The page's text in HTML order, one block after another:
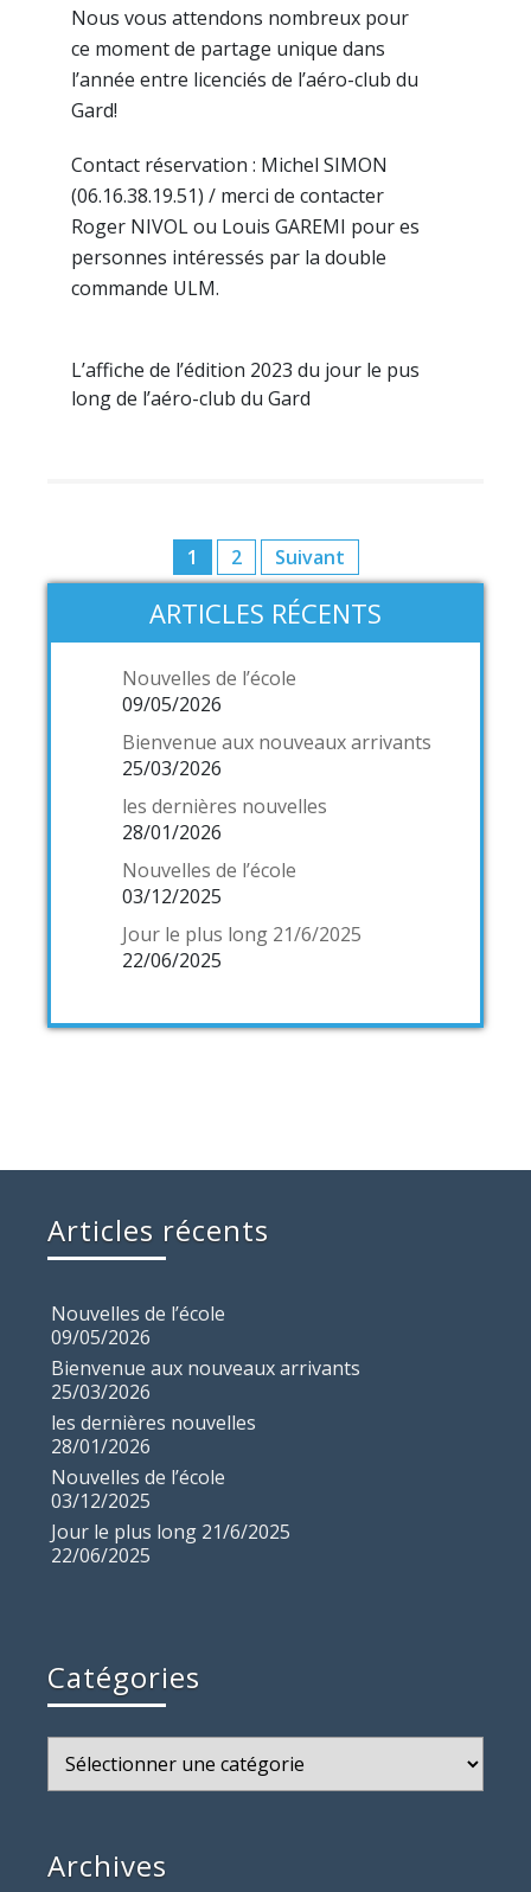
Nous vous attendons nombreux pour
ce moment de partage unique dans
l’année entre licenciés de l’aéro-club du
Gard!
Contact réservation : Michel SIMON
(06.16.38.19.51) / merci de contacter
Roger NIVOL ou Louis GAREMI pour es
personnes intéressés par la double
commande ULM.
L’affiche de l’édition 2023 du jour le pus
long de l’aéro-club du Gard
Pagination
publications
1 2 Suivant
ARTICLES RÉCENTS
Nouvelles de l’école
09/05/2026
Bienvenue aux nouveaux arrivants
25/03/2026
les dernières nouvelles
28/01/2026
Nouvelles de l’école
03/12/2025
Jour le plus long 21/6/2025
22/06/2025
Articles récents
Nouvelles de l’école
09/05/2026
Bienvenue aux nouveaux arrivants
25/03/2026
les dernières nouvelles
28/01/2026
Nouvelles de l’école
03/12/2025
Jour le plus long 21/6/2025
22/06/2025
Catégories
Catégories
Archives